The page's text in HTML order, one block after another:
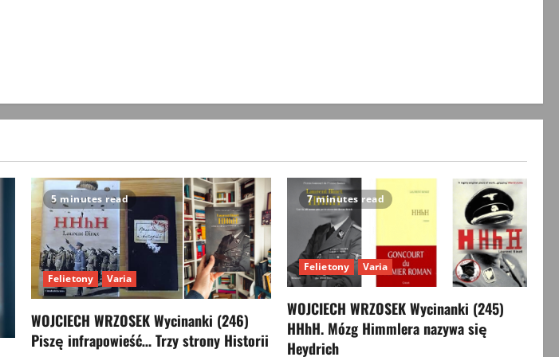
5 minutes read
Felietony Varia
WOJCIECH WRZOSEK Wycinanki (246)
Piszę infrapowieść… Trzy strony Historii
7 minutes read
Felietony Varia
WOJCIECH WRZOSEK Wycinanki (245)
HHhH. Mózg Himmlera nazywa się
Heydrich